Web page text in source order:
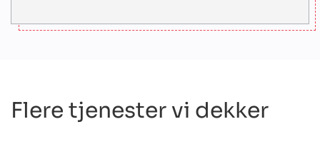
Flere tjenester vi dekker